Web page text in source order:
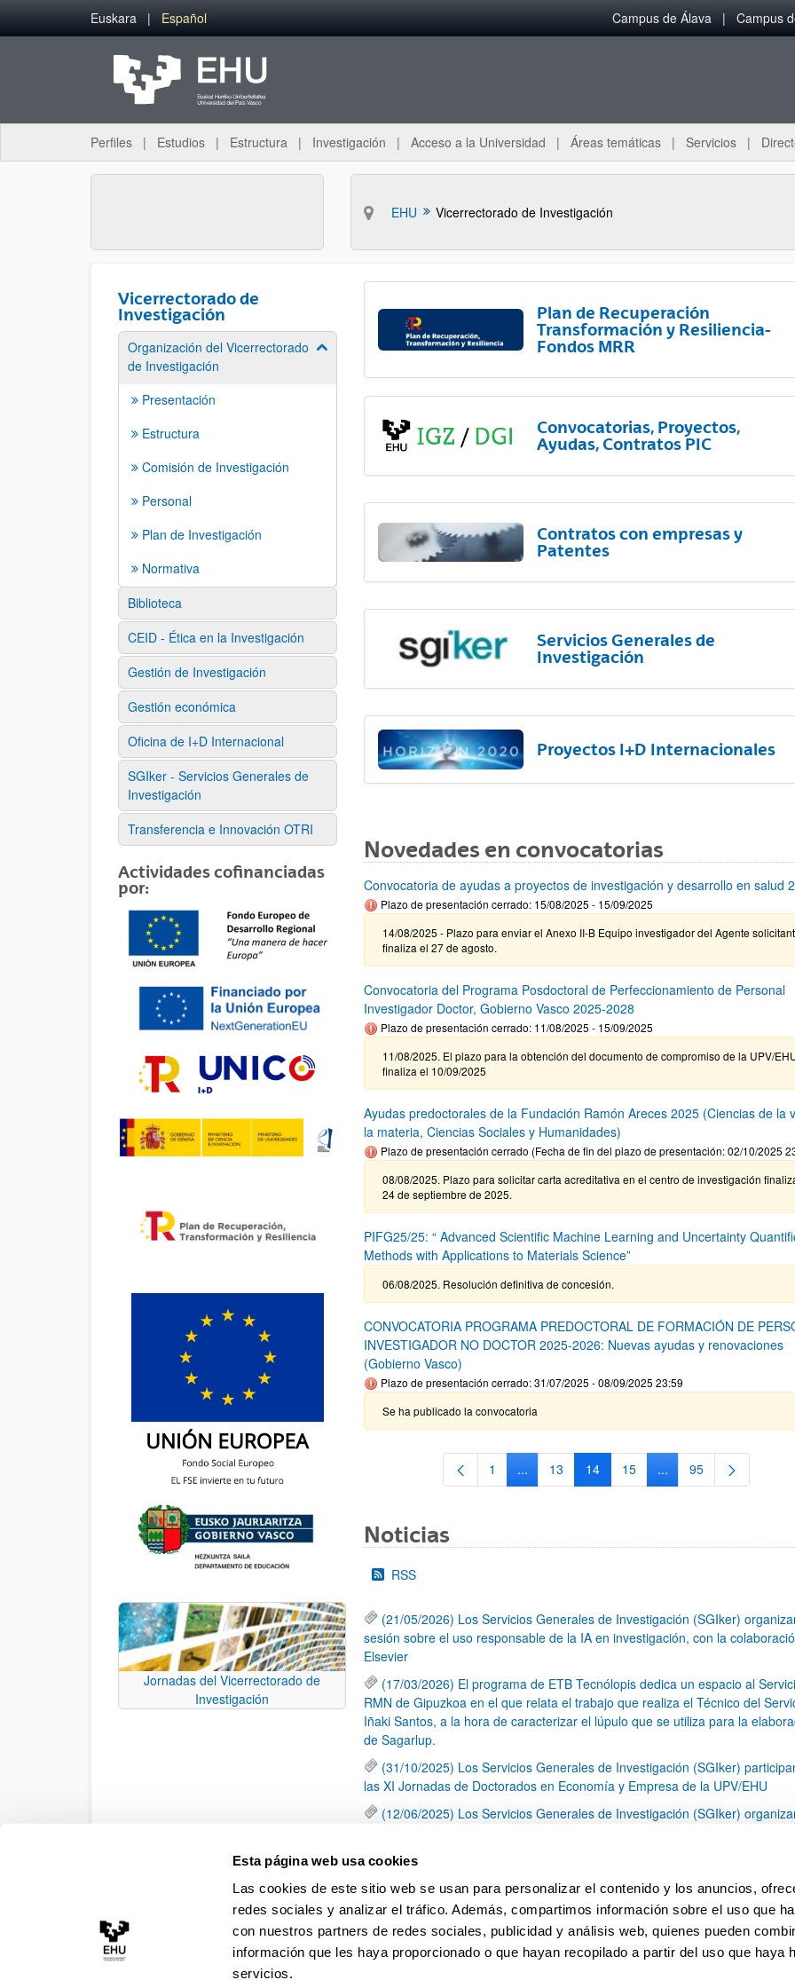
Esta página web usa cookies
Las cookies de este sitio web se usan para personalizar el contenido y los anuncios,
redes sociales y analizar el tráfico. Además, compartimos información sobre el uso que
con nuestros partners de redes sociales, publicidad y análisis web, quienes pueden
información que les haya proporcionado o que hayan recopilado a partir del uso que haya
servicios.
Saltar al contenido principal
Euskara Español Campus de Álava Campus
Perfiles Estudios Estructura Investigación Acceso a la Universidad Áreas temáticas Servicios
EHU Vicerrectorado de Investigación
Vicerrectorado de
Investigación
Organización del Vicerrectorado
de Investigación
Mostrar/ocultar subpáginas
Presentación
Estructura
Comisión de Investigación
Personal
Plan de Investigación
Normativa
Biblioteca
CEID - Ética en la Investigación
Gestión de Investigación
Gestión económica
Oficina de I+D Internacional
SGIker - Servicios Generales de
Investigación
Transferencia e Innovación OTRI
Actividades cofinanciadas
por:
Jornadas del Vicerrectorado de
Investigación
Plan de Recuperación
Transformación y Resiliencia-
Fondos MRR
Convocatorias, Proyectos,
Ayudas, Contratos PIC
Contratos con empresas y
Patentes
Servicios Generales de
Investigación
Proyectos I+D Internacionales
Novedades en convocatorias
Convocatoria de ayudas a proyectos de investigación y desarrollo en salud
Plazo de presentación cerrado: 15/08/2025 - 15/09/2025
14/08/2025 - Plazo para enviar el Anexo II-B Equipo investigador del Agente
finaliza el 27 de agosto.
Convocatoria del Programa Posdoctoral de Perfeccionamiento de Personal
Investigador Doctor, Gobierno Vasco 2025-2028
Plazo de presentación cerrado: 11/08/2025 - 15/09/2025
11/08/2025. El plazo para la obtención del documento de compromiso de la UPV/
finaliza el 10/09/2025
Ayudas predoctorales de la Fundación Ramón Areces 2025 (Ciencias de la
la materia, Ciencias Sociales y Humanidades)
Plazo de presentación cerrado (Fecha de fin del plazo de presentación: 02/10/2025
08/08/2025. Plazo para solicitar carta acreditativa en el centro de investigación
24 de septiembre de 2025.
PIFG25/25: “ Advanced Scientific Machine Learning and Uncertainty
Methods with Applications to Materials Science”
06/08/2025. Resolución definitiva de concesión.
CONVOCATORIA PROGRAMA PREDOCTORAL DE FORMACIÓN DE
INVESTIGADOR NO DOCTOR 2025-2026: Nuevas ayudas y renovaciones
(Gobierno Vasco)
Plazo de presentación cerrado: 31/07/2025 - 08/09/2025 23:59
Se ha publicado la convocatoria
Página
1 ...Páginas intermedias Use TAB para desplazarse.
Página
13 Página
14 Página
15 ...Páginas intermedias
Página
95
Noticias
RSS
(21/05/2026) Los Servicios Generales de Investigación (SGIker)
sesión sobre el uso responsable de la IA en investigación, con la
Elsevier
(17/03/2026) El programa de ETB Tecnólopis dedica un espacio al
RMN de Gipuzkoa en el que relata el trabajo que realiza el Técnico del
Iñaki Santos, a la hora de caracterizar el lúpulo que se utiliza para la
de Sagarlup.
(31/10/2025) Los Servicios Generales de Investigación (SGIker)
las XI Jornadas de Doctorados en Economía y Empresa de la UPV/EHU
(12/06/2025) Los Servicios Generales de Investigación (SGIker)
una caracterización química de dos variedades de lúpulo silvestre
Página
1 Página
2 Página
3 ...
Páginas intermedias Use TAB
Página
79